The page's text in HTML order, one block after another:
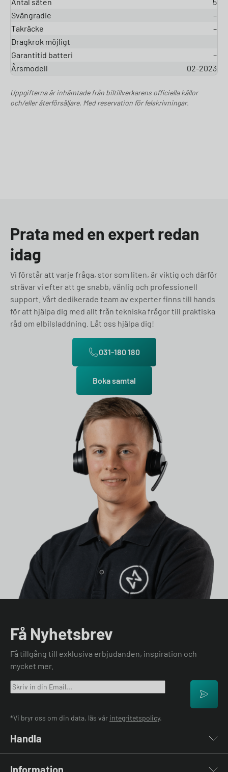
Svängradie
–
Takräcke
–
Dragkrok möjligt
Garantitid batteri
–
Årsmodell
02-2023
Uppgifterna är inhämtade från biltillverkarens officiella källor
och/eller återförsäljare. Med reservation för felskrivningar.
Prata med en expert redan
idag
Vi förstår att varje fråga, stor som liten, är viktig och därför
strävar vi efter att ge snabb, vänlig och professionell
support. Vårt dedikerade team av experter finns till hands
för att hjälpa dig med allt från tekniska frågor till praktiska
råd om elbilsladdning. Låt oss hjälpa dig!
031-180 180
Boka samtal
Få Nyhetsbrev
Få tillgång till exklusiva erbjudanden, inspiration och
mycket mer.
*Vi bryr oss om din data, läs vår integritetspolicy.
Handla